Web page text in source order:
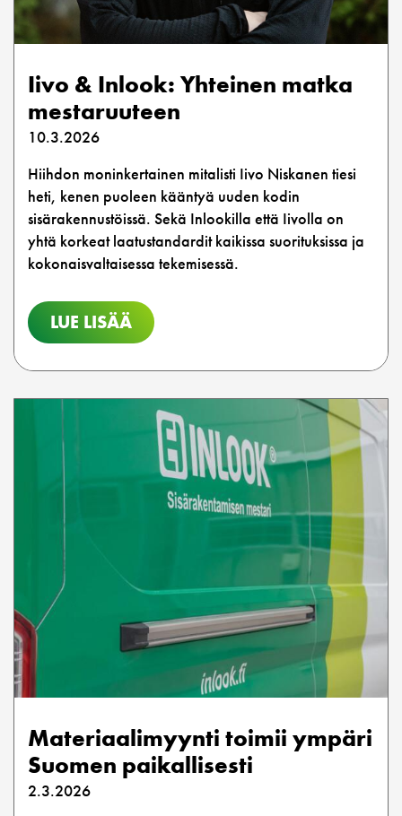
Iivo & Inlook: Yhteinen matka
mestaruuteen
10.3.2026
Hiihdon moninkertainen mitalisti Iivo Niskanen tiesi
heti, kenen puoleen kääntyä uuden kodin
sisärakennustöissä. Sekä Inlookilla että Iivolla on
yhtä korkeat laatustandardit kaikissa suorituksissa ja
kokonaisvaltaisessa tekemisessä.
LUE LISÄÄ
Materiaalimyynti toimii ympäri
Suomen paikallisesti
2.3.2026